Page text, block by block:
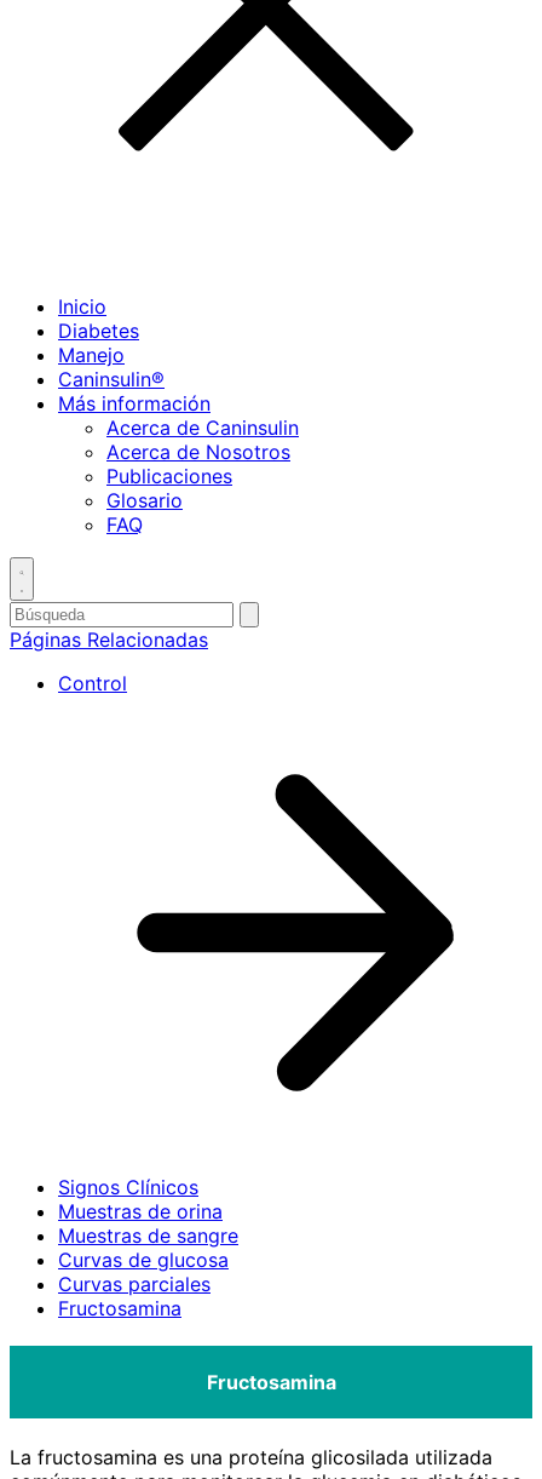
Inicio
Diabetes
Manejo
Caninsulin®
Más información
Acerca de Caninsulin
Acerca de Nosotros
Publicaciones
Glosario
FAQ
Toggle
search
Buscar
por
búsqueda
Páginas Relacionadas
Control
Signos Clínicos
Muestras de orina
Muestras de sangre
Curvas de glucosa
Curvas parciales
Fructosamina
Fructosamina
La fructosamina es una proteína glicosilada utilizada